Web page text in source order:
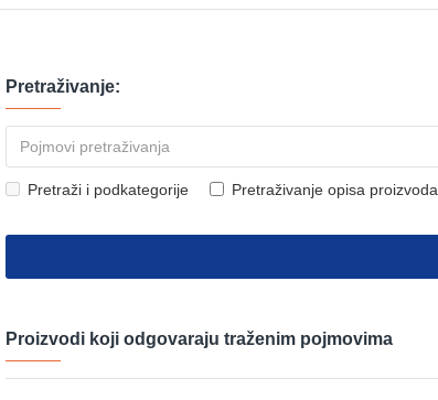
Pretraživanje:
Pretraži i podkategorije Pretraživanje opisa proizvoda
Proizvodi koji odgovaraju traženim pojmovima